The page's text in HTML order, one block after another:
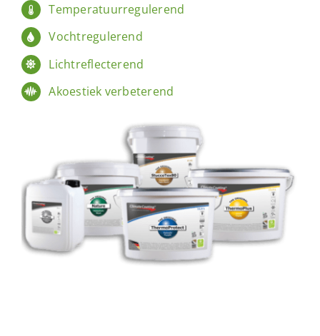
Temperatuurregulerend
Vochtregulerend
Lichtreflecterend
Akoestiek verbeterend